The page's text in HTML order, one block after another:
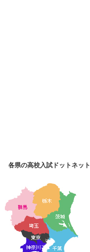
各県の高校入試ドットネット